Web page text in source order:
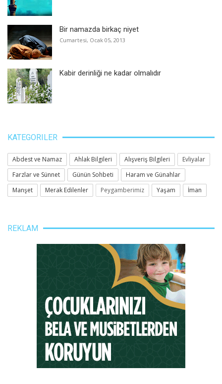
Bir namazda birkaç niyet
Cumartesi, Ocak 05, 2013
Kabir derinliği ne kadar olmalıdır
KATEGORILER
Abdest ve Namaz Ahlak Bilgileri Alışveriş Bilgileri
Evliyalar
Farzlar ve Sünnet
Günün Sohbeti
Haram ve Günahlar
Manşet
Merak Edilenler Peygamberimiz Yaşam İman
REKLAM